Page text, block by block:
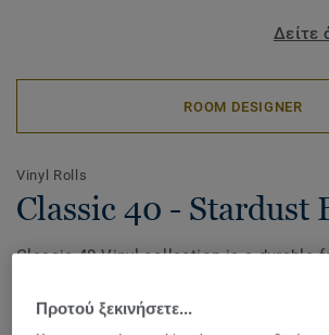
Δείτε
ROOM DESIGNER
Vinyl Rolls
Classic 40 - Stardust
Classic 40 Vinyl collection is a durable
and living rooms. It comes in a
stones effects and allover. With our
Προτού ξεκινήσετε...